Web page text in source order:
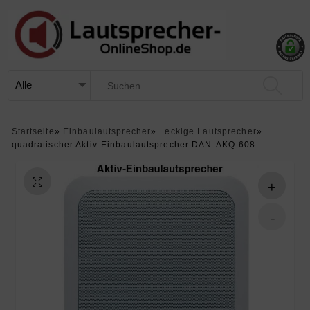
Startseite » Einbaulautsprecher» _eckige Lautsprecher»
quadratischer Aktiv-Einbaulautsprecher DAN-AKQ-608